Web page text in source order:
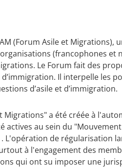
(Forum Asile et Migrations),
(francophones
Le Forum fait des
Il interpelle les
d’asile et d’immigration.
Migrations" a été créée à
actives au sein du
L'opération de régularisation
à l'engagement des
qui ont su imposer une